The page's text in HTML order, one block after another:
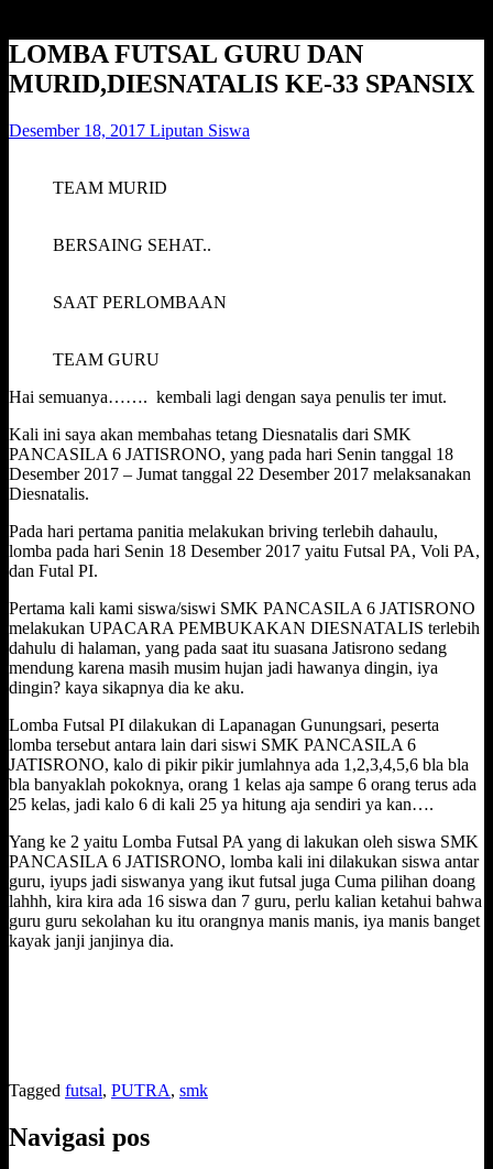
LOMBA FUTSAL GURU DAN
MURID,DIESNATALIS KE-33 SPANSIX
Desember 18, 2017 Liputan Siswa
TEAM MURID
BERSAING SEHAT..
SAAT PERLOMBAAN
TEAM GURU
Hai semuanya……. kembali lagi dengan saya penulis ter imut.
Kali ini saya akan membahas tetang Diesnatalis dari SMK
PANCASILA 6 JATISRONO, yang pada hari Senin tanggal 18
Desember 2017 – Jumat tanggal 22 Desember 2017 melaksanakan
Diesnatalis.
Pada hari pertama panitia melakukan briving terlebih dahaulu,
lomba pada hari Senin 18 Desember 2017 yaitu Futsal PA, Voli PA,
dan Futal PI.
Pertama kali kami siswa/siswi SMK PANCASILA 6 JATISRONO
melakukan UPACARA PEMBUKAKAN DIESNATALIS terlebih
dahulu di halaman, yang pada saat itu suasana Jatisrono sedang
mendung karena masih musim hujan jadi hawanya dingin, iya
dingin? kaya sikapnya dia ke aku.
Lomba Futsal PI dilakukan di Lapanagan Gunungsari, peserta
lomba tersebut antara lain dari siswi SMK PANCASILA 6
JATISRONO, kalo di pikir pikir jumlahnya ada 1,2,3,4,5,6 bla bla
bla banyaklah pokoknya, orang 1 kelas aja sampe 6 orang terus ada
25 kelas, jadi kalo 6 di kali 25 ya hitung aja sendiri ya kan….
Yang ke 2 yaitu Lomba Futsal PA yang di lakukan oleh siswa SMK
PANCASILA 6 JATISRONO, lomba kali ini dilakukan siswa antar
guru, iyups jadi siswanya yang ikut futsal juga Cuma pilihan doang
lahhh, kira kira ada 16 siswa dan 7 guru, perlu kalian ketahui bahwa
guru guru sekolahan ku itu orangnya manis manis, iya manis banget
kayak janji janjinya dia.
Tagged futsal, PUTRA, smk
Navigasi pos